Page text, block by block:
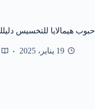
حبوب هيمالايا للتخسيس
19 يناير، 2025